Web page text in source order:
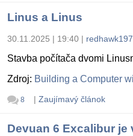
Linus a Linus
30.11.2025 | 19:40 |
Stavba počítača dvomi
Zdroj: Building a Computer
8 | Zaujímavý článok
Devuan 6 Excalibur je